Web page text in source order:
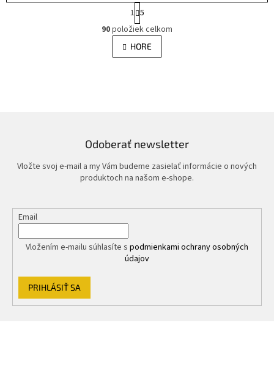
O
v
l
á
r
v
k
y
p
u
S
t
r
á
n
k
1 5
90položiek celkom
HORE
Odoberať newsletter
Vložte svoj e-mail a my Vám budeme zasielať informácie o nových
produktoch na našom e-shope.
Email
Vložením e-mailu súhlasíte s podmienkami ochrany osobných
údajov
PRIHLÁSIŤ SA